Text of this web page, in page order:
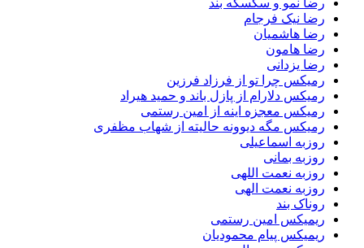
رضا نیک فرجام
رضا هاشمیان
رضا هامون
رضا یزدانی
رمیکس چرا تو از فرزاد فرزین
رمیکس دلارام از پازل باند و حمید هیراد
رمیکس معجزه اینه از امین رستمی
رمیکس مگه دیوونه حالیته از شهاب مظفری
روزبه اسماعیلی
روزبه بمانی
روزبه نعمت اللهی
روزبه نعمت الهی
روناک بند
ریمیکس امین رستمی
ریمیکس پیام محمودیان